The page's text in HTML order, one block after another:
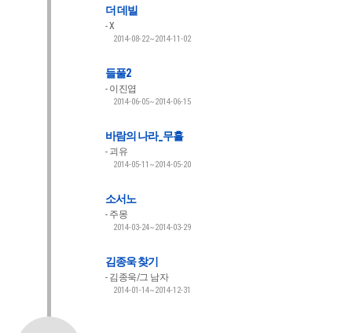
더 데빌
X
2014-08-22~2014-11-02
들풀2
이진엽
2014-06-05~2014-06-15
바람의 나라_무휼
괴유
2014-05-11~2014-05-20
소서노
주몽
2014-03-24~2014-03-29
김종욱 찾기
김종욱/그 남자
2014-01-14~2014-12-31